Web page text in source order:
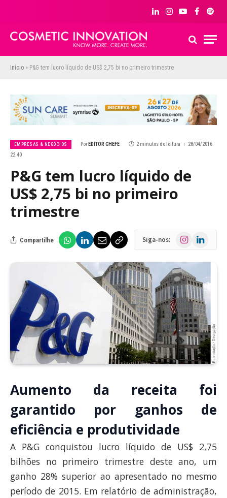
LinkedInInstagram
YouTubeFacebook
Início » P&G tem lucro líquido de US$ 2,75 bi no primeiro trimestre
EMPRESAS & NEGÓCIOS Por EDITOR CHEFE 2 minutos de leitura
28/04/2016 ·
22:40
P&G tem lucro líquido de
US$ 2,75 bi no primeiro
trimestre
Compartilhe Siga-nos: InstagramLinkedIn
Aumento da receita foi
garantido por ganhos de
eficiência e produtividade
A P&G conquistou lucro líquido de US$ 2,75
bilhões no primeiro trimestre deste ano, um
ganho 28% superior ao apresentado no mesmo
período de 2015. Em relatório de administração,